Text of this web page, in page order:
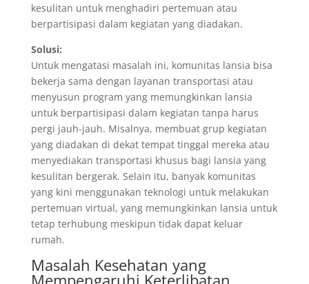
kesulitan untuk menghadiri pertemuan atau
berpartisipasi dalam kegiatan yang diadakan.
Solusi:
Untuk mengatasi masalah ini, komunitas lansia bisa
bekerja sama dengan layanan transportasi atau
menyusun program yang memungkinkan lansia
untuk berpartisipasi dalam kegiatan tanpa harus
pergi jauh-jauh. Misalnya, membuat grup kegiatan
yang diadakan di dekat tempat tinggal mereka atau
menyediakan transportasi khusus bagi lansia yang
kesulitan bergerak. Selain itu, banyak komunitas
yang kini menggunakan teknologi untuk melakukan
pertemuan virtual, yang memungkinkan lansia untuk
tetap terhubung meskipun tidak dapat keluar
rumah.
Masalah Kesehatan yang
Mempengaruhi Keterlibatan